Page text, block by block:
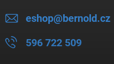
eshop@bernold.cz
596 722 509